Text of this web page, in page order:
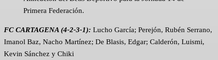
Primera Federación.
FC CARTAGENA (4-2-3-1): Lucho García; Perejón, Rubén Serrano,
Imanol Baz, Nacho Martínez; De Blasis, Edgar; Calderón, Luismi,
Kevin Sánchez y Chiki